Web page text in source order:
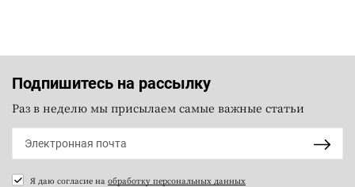
Подпишитесь на рассылку
Раз в неделю мы присылаем самые важные статьи
Я даю согласие на обработку персональных данных